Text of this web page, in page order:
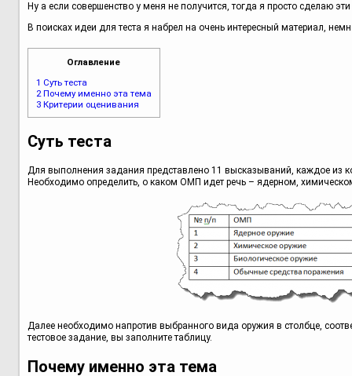
Ну а если совершенство у меня не получится, тогда я просто сделаю
В поисках идеи для теста я набрел на очень интересный материал,
Оглавление
1 Суть теста
2Почему именно эта тема
3Критерии оценивания
Суть теста
Для выполнения задания представлено 11 высказываний, каждое из
Необходимо определить, о каком ОМП идет речь – ядерном,
Далее необходимо напротив выбранного вида оружия в столбце,
тестовое задание, вы заполните таблицу.
Почему именно эта тема